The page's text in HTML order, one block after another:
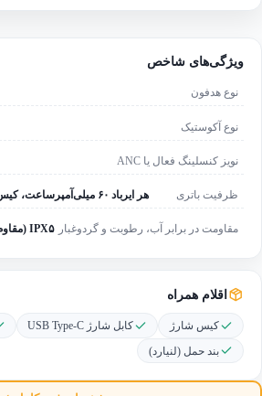
ویژگی‌های شاخص
نوع هدفون
نوع آکوستیک
نویز کنسلینگ فعال یا ANC
ظرفیت باتری هر ایرباد ۶۰ میلی‌آمپرساعت، کیس شارژ ۳۵۰ میلی‌آمپرساعت
مقاومت در برابر آب، رطوبت و گردوغبار IPX۵ (مقاوم در برابر پاشش آب و عرق)
اقلام همراه
کیس شارژ کابل شارژ USB Type-C
بند حمل (لنیارد)